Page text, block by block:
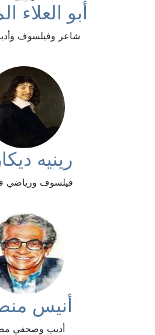
أبو العلاء
شاعر وفيلسوف
رينيه
فيلسوف ورياضي
أنيس
أديب وصحفي